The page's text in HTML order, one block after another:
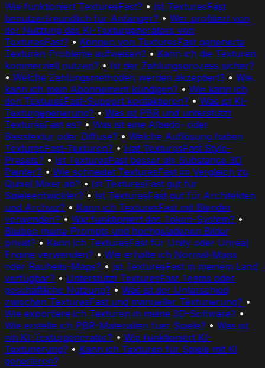
Wie funktioniert TexturesFast? • Ist TexturesFast
benutzerfreundlich für Anfänger? • Wer profitiert von
der Nutzung des KI-Texturgenerators von
TexturesFast? • Können von TexturesFast generierte
Texturen Probleme aufweisen? • Kann ich die Texturen
kommerziell nutzen? • Ist der Zahlungsprozess sicher?
• Welche Zahlungsmethoden werden akzeptiert? • Wie
kann ich mein Abonnement kündigen? • Wie kann ich
den TexturesFast-Support kontaktieren? • Was ist KI-
Texturgenerierung? • Was ist PBR und unterstützt
TexturesFast es? • Was ist eine Albedo- oder
Basistextur oder Diffuse? • Welche Auflösung haben
TexturesFast-Texturen? • Hat TexturesFast Style-
Presets? • Ist TexturesFast besser als Substance 3D
Painter? • Wie schneidet TexturesFast im Vergleich zu
Quixel Mixer ab? • Ist TexturesFast gut für
Spieleentwickler? • Ist TexturesFast gut für Architekten
und Archviz? • Kann ich TexturesFast mit Blender
verwenden? • Wie funktioniert das Token-System? •
Bleiben meine Prompts und hochgeladenen Bilder
privat? • Kann ich TexturesFast für Unity oder Unreal
Engine verwenden? • Wie erhalte ich Normal-Maps
oder Rauheits-Maps? • Ist TexturesFast in meinem Land
verfügbar? • Unterstützt TexturesFast Teams oder
geschäftliche Nutzung? • Was ist der Unterschied
zwischen TexturesFast und manueller Texturierung? •
Wie exportiere ich Texturen in meine 3D-Software? •
Wie erstelle ich PBR-Materialien fuer Spiele? • Was ist
ein KI-Texturgenerator? • Wie funktioniert KI-
Texturierung? • Kann ich Texturen für Spiele mit KI
generieren?